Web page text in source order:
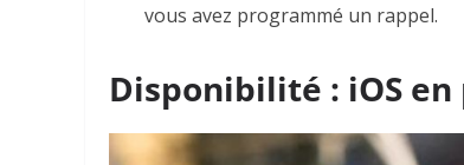
vous avez programmé un rappel.
Disponibilité : iOS